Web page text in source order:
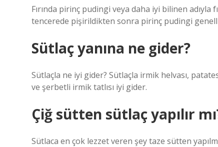
Fırında pirinç pudingi veya daha iyi bilinen adıyla
tencerede pişirildikten sonra pirinç pudingi
Sütlaç yanına ne gider?
Sütlaçla ne iyi gider? Sütlaçla irmik helvası,
ve şerbetli irmik tatlısı iyi gider.
Çiğ sütten sütlaç yapılır
Sütlaca en çok lezzet veren şey taze sütten